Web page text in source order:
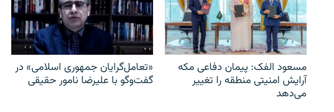
مسعود الفک: پیمان دفاعی مکه
آرایش امنیتی منطقه را تغییر
می‌دهد
«تعامل‌گرایان جمهوری اسلامی» در
گفت‌وگو با علیرضا نامور حقیقی